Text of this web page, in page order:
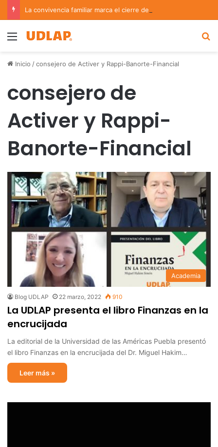
Menu
Inicio /consejero de Activer y Rappi-Banorte-Financial
consejero de
Activer y Rappi-
Banorte-Financial
Academia
Blog UDLAP 22 marzo, 2022 910
La UDLAP presenta el libro Finanzas en la
encrucijada
La editorial de la Universidad de las Américas Puebla presentó
el libro Finanzas en la encrucijada del Dr. Miguel Hakim…
Leer más »